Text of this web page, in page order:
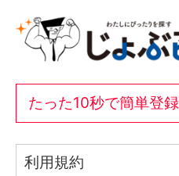
たった10秒で簡単登録
利用規約